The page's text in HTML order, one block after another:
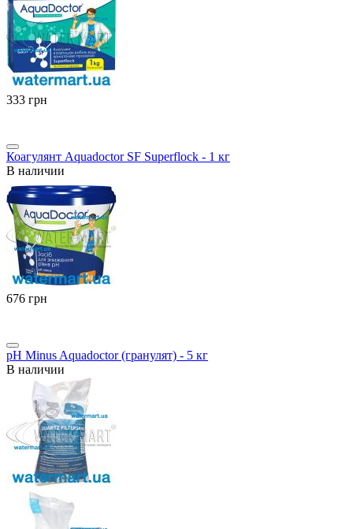
‍333‍ грн
Коагулянт Aquadoctor SF Superflock - 1 кг
В наличии
‍676‍ грн
pH Minus Aquadoctor (гранулят) - 5 кг
В наличии